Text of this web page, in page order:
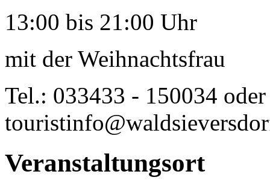
13:00 bis 21:00 Uhr
mit der Weihnachtsfrau
Tel.: 033433 - 150034 oder
Veranstaltungsort